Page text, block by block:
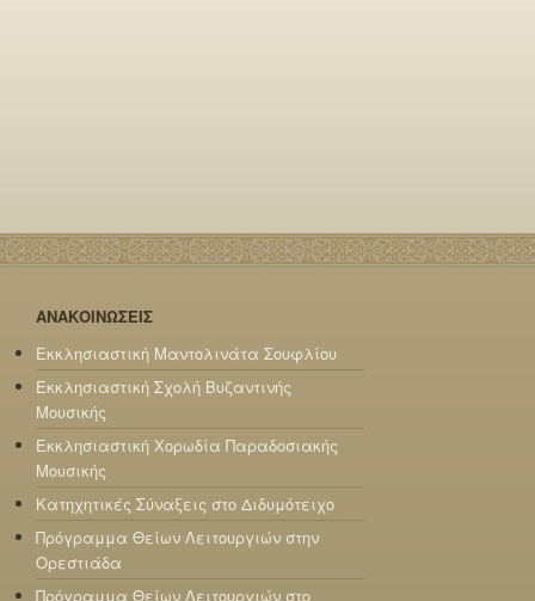
ΑΝΑΚΟΙΝΩΣΕΙΣ
Εκκλησιαστική Μαντολινάτα Σουφλίου
Εκκλησιαστική Σχολή Βυζαντινής
Μουσικής
Εκκλησιαστική Χορωδία Παραδοσιακής
Μουσικής
Κατηχητικές Σύναξεις στο Διδυμότειχο
Πρόγραμμα Θείων Λειτουργιών στην
Ορεστιάδα
Πρόγραμμα Θείων Λειτουργιών στο